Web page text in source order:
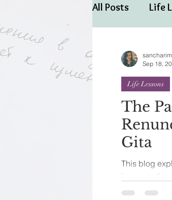
All Posts Life
The
Gita
This blog
karma and
in acting
Life Lessons
Sep 18,